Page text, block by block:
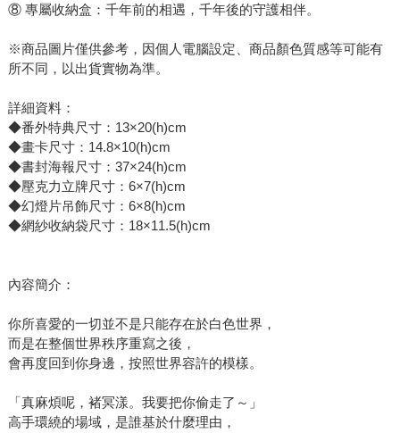
⑧ 專屬收納盒：千年前的相遇，千年後的守護相伴。
※商品圖片僅供參考，因個人電腦設定、商品顏色質感等可能有
所不同，以出貨實物為準。
詳細資料：
◆番外特典尺寸：13×20(h)cm
◆畫卡尺寸：14.8×10(h)cm
◆書封海報尺寸：37×24(h)cm
◆壓克力立牌尺寸：6×7(h)cm
◆幻燈片吊飾尺寸：6×8(h)cm
◆網紗收納袋尺寸：18×11.5(h)cm
內容簡介：
你所喜愛的一切並不是只能存在於白色世界，
而是在整個世界秩序重寫之後，
會再度回到你身邊，按照世界容許的模樣。
「真麻煩呢，褚冥漾。我要把你偷走了～」
高手環繞的場域，是誰基於什麼理由，